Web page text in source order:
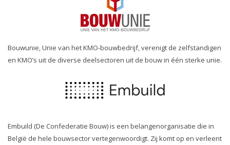
Bouwunie, Unie van het KMO-bouwbedrijf, verenigt de zelfstandigen
en KMO’s uit de diverse deelsectoren uit de bouw in één sterke unie.
Embuild (De Confederatie Bouw) is een belangenorganisatie die in
België de hele bouwsector vertegenwoordigt. Zij komt op en verleent